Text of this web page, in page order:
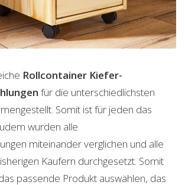
Rollcontainer Kiefer-
für die unterschiedlichsten
Somit ist für jeden das
wurden alle
miteinander verglichen und alle
Käufern durchgesetzt. Somit
passende Produkt auswählen, das